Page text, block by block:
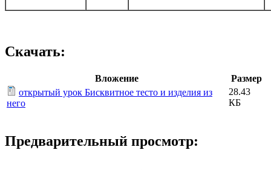
Скачать:
Вложение
Размер
открытый урок Бисквитное тесто и изделия из
него
28.43
КБ
Предварительный просмотр: